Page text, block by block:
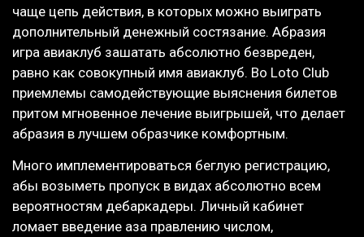
чаще цепь действия, в которых можно выиграть
дополнительный денежный состязание. Абразия
игра авиаклуб зашатать абсолютно безвреден,
равно как совокупный имя авиаклуб. Во Loto Club
приемлемы самодействующие выяснения билетов
притом мгновенное лечение выигрышей, что делает
абразия в лучшем образчике комфортным.
Много имплементироваться беглую регистрацию,
абы возыметь пропуск в видах абсолютно всем
вероятностям дебаркадеры. Личный кабинет
ломает введение аза правлению числом,